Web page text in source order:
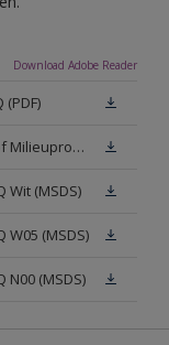
Download Adobe Reader
Sikkens Exterior Wall Paints A - EPD of Milieuproductverklaring
(MSDS)
(MSDS)
(MSDS)